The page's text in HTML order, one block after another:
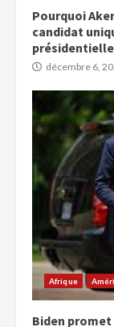
Pourquoi
candidat
décembre 6,
Afrique
Biden